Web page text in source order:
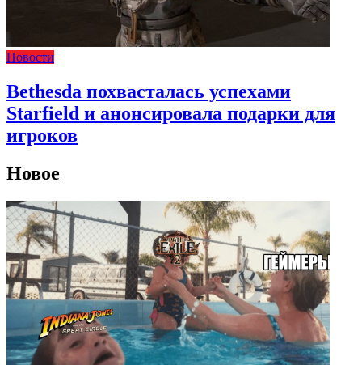
Новости
Bethesda похвасталась успехами
Starfield и анонсировала подарки для
игроков
Новое